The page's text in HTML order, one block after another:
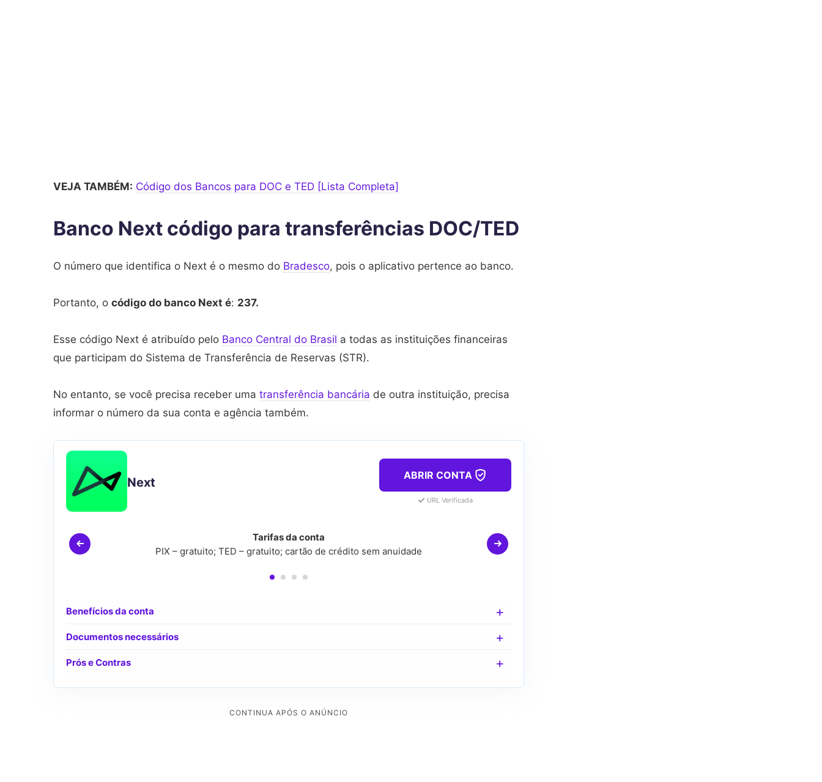
VEJA TAMBÉM: Código dos Bancos para DOC e TED [Lista Completa]
Banco Next código para transferências DOC/TED
O número que identifica o Next é o mesmo do Bradesco, pois o aplicativo pertence ao banco.
Portanto, o código do banco Next é: 237.
Esse código Next é atribuído pelo Banco Central do Brasil a todas as instituições financeiras
que participam do Sistema de Transferência de Reservas (STR).
No entanto, se você precisa receber uma transferência bancária de outra instituição, precisa
informar o número da sua conta e agência também.
Next
ABRIR CONTA
URL Verificada
Tarifas da conta
PIX – gratuito; TED – gratuito; cartão de crédito sem anuidade
Benefícios da conta
Documentos necessários
Prós e Contras